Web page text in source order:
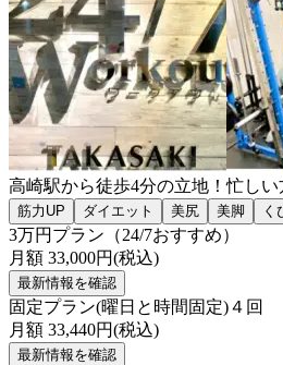
高崎駅から徒歩4分の立地！忙し
筋力UP ダイエット 美尻 美脚 く
3万円プラン（24/7おすすめ）
月額 33,000円(税込)
最新情報を確認
固定プラン(曜日と時間固定)４回
月額 33,440円(税込)
最新情報を確認